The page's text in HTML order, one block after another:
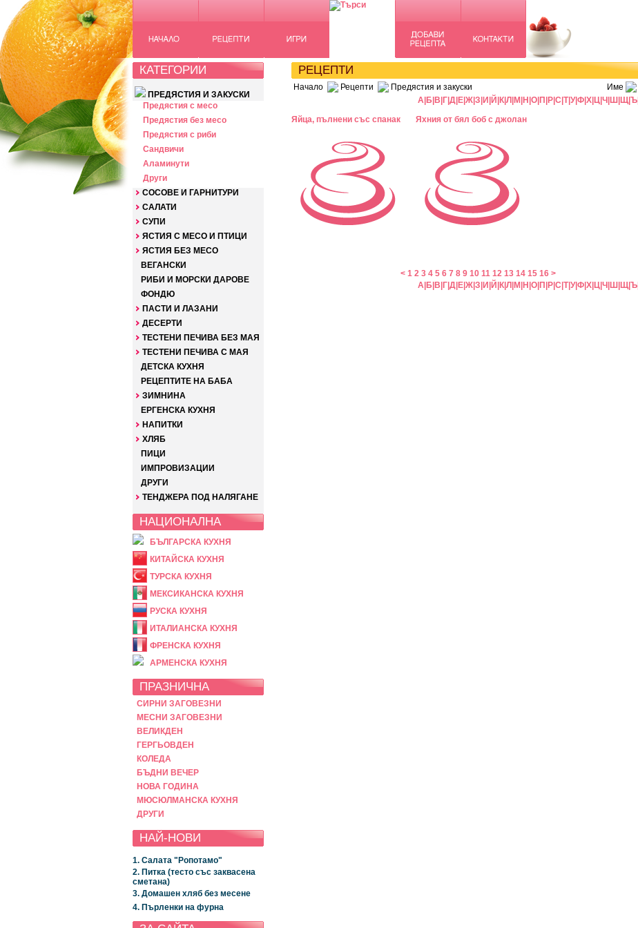
КАТЕГОРИИ
ПРЕДЯСТИЯ И ЗАКУСКИ
Предястия с месо
Предястия без месо
Предястия с риби
Сандвичи
Аламинути
Други
СОСОВЕ И ГАРНИТУРИ
САЛАТИ
СУПИ
ЯСТИЯ С МЕСО И ПТИЦИ
ЯСТИЯ БЕЗ МЕСО
ВЕГАНСКИ
РИБИ И МОРСКИ ДАРОВЕ
ФОНДЮ
ПАСТИ И ЛАЗАНИ
ДЕСЕРТИ
ТЕСТЕНИ ПЕЧИВА БЕЗ МАЯ
ТЕСТЕНИ ПЕЧИВА С МАЯ
ДЕТСКА КУХНЯ
РЕЦЕПТИТЕ НА БАБА
ЗИМНИНА
ЕРГЕНСКА КУХНЯ
НАПИТКИ
ХЛЯБ
ПИЦИ
ИМПРОВИЗАЦИИ
ДРУГИ
ТЕНДЖЕРА ПОД НАЛЯГАНЕ
НАЦИОНАЛНА
БЪЛГАРСКА КУХНЯ
КИТАЙСКА КУХНЯ
ТУРСКА КУХНЯ
МЕКСИКАНСКА КУХНЯ
РУСКА КУХНЯ
ИТАЛИАНСКА КУХНЯ
ФРЕНСКА КУХНЯ
АРМЕНСКА КУХНЯ
ПРАЗНИЧНА
СИРНИ ЗАГОВЕЗНИ
МЕСНИ ЗАГОВЕЗНИ
ВЕЛИКДЕН
ГЕРГЬОВДЕН
КОЛЕДА
БЪДНИ ВЕЧЕР
НОВА ГОДИНА
МЮСЮЛМАНСКА КУХНЯ
ДРУГИ
НАЙ-НОВИ
1. Салата "Ропотамо"
2. Питка (тесто със заквасена
сметана)
3. Домашен хляб без месене
4. Пърленки на фурна
РЕЦЕПТИ
Начало Рецепти Предястия и закуски Име
А Б В Г Д Е Ж З И Й К Л М Н О П Р С Т|У|Ф Х Ц Ч Ш Щ Ъ
Яйца, пълнени със спанак
Яхния от бял боб с джолан
< 1 2 3 4 5 6 7 8 9 10 11 12 13 14 15 16>
А Б В Г Д Е Ж З И Й К Л М Н О П Р С Т|У|Ф Х Ц Ч Ш Щ Ъ